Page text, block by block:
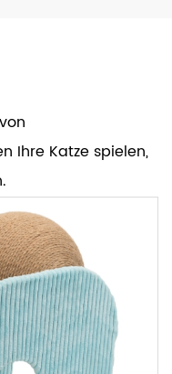
Ihre Katze spielen,